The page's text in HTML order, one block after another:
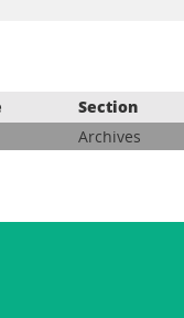
Section
Archives